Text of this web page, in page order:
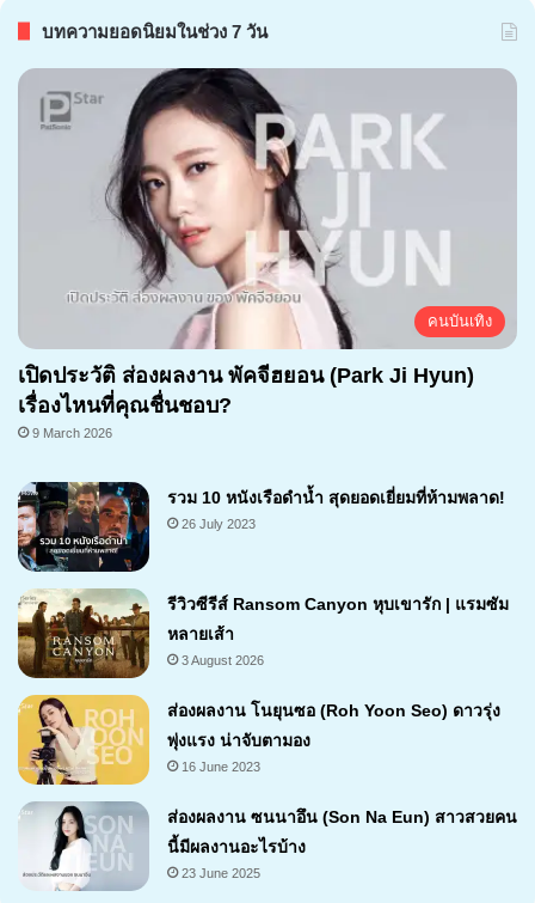
บทความยอดนิยมในช่วง 7 วัน
คนบันเทิง
เปิดประวัติ ส่องผลงาน พัคจีฮยอน (Park Ji Hyun)
เรื่องไหนที่คุณชื่นชอบ?
9 March 2026
รวม 10 หนังเรือดำน้ำ สุดยอดเยี่ยมที่ห้ามพลาด!
26 July 2023
7.1
รีวิวซีรีส์ Ransom Canyon หุบเขารัก | แรมซัม
หลายเส้า
3 August 2026
ส่องผลงาน โนยุนซอ (Roh Yoon Seo) ดาวรุ่ง
พุ่งแรง น่าจับตามอง
16 June 2023
ส่องผลงาน ซนนาอึน (Son Na Eun) สาวสวยคน
นี้มีผลงานอะไรบ้าง
23 June 2025